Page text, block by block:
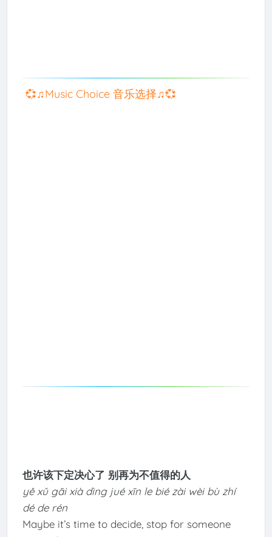
💞♫Music Choice 音乐选择♫💞
也许该下定决心了 别再为不值得的人
yě xǔ gāi xià dìng jué xīn le bié zài wèi bù zhí
dé de rén
Maybe it’s time to decide, stop for someone